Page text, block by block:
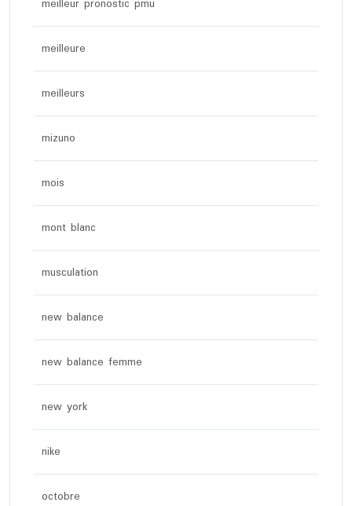
meilleur pronostic pmu
meilleure
meilleurs
mizuno
mois
mont blanc
musculation
new balance
new balance femme
new york
nike
octobre